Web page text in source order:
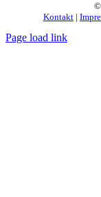
©
Kontakt |
Page load link